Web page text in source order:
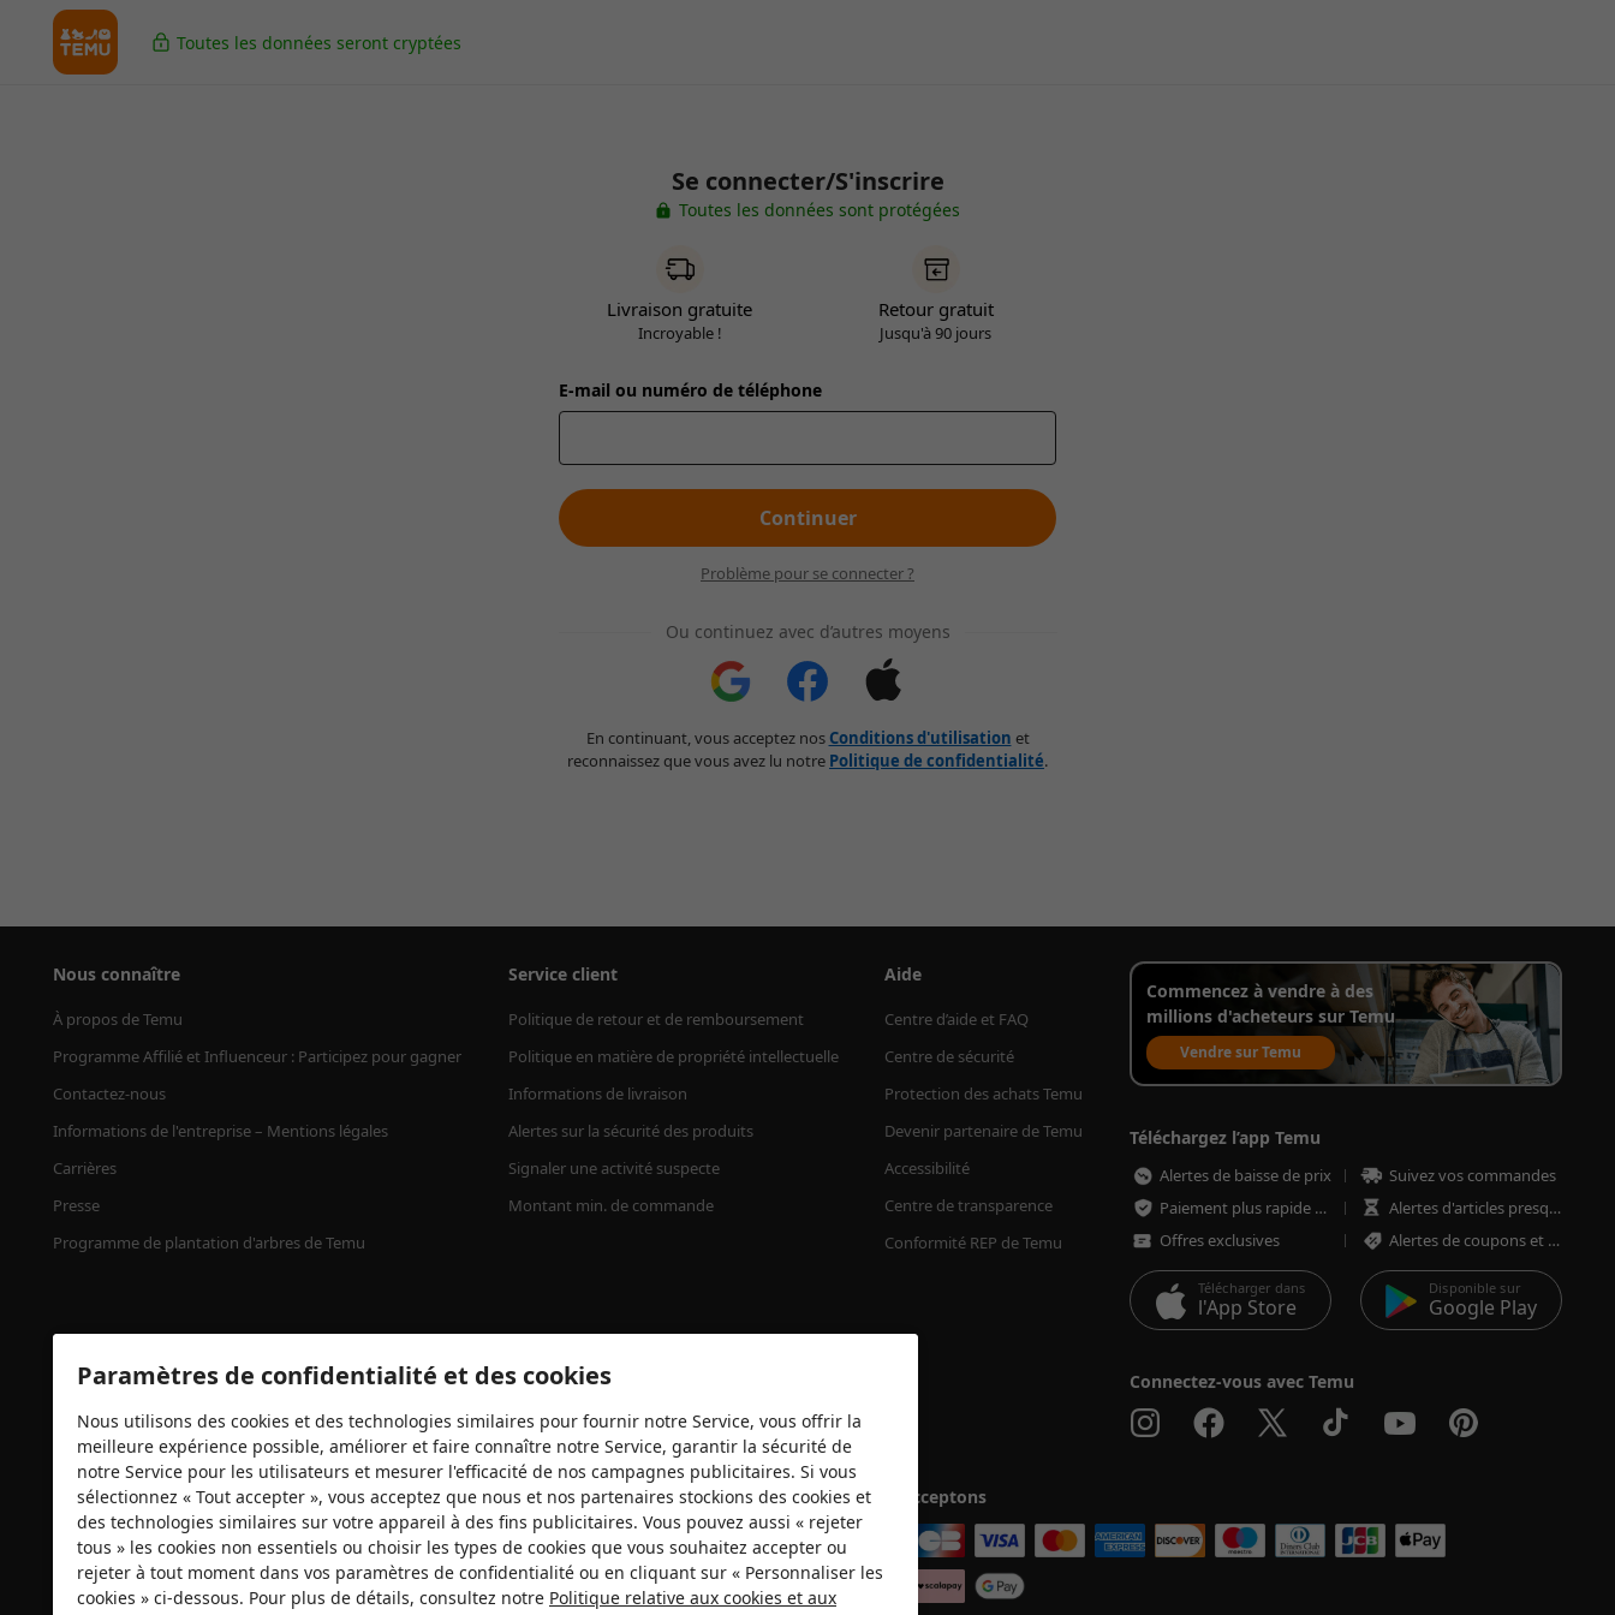
Toutes les données seront cryptées
Se connecter/S'inscrire
Toutes les données sont protégées
Livraison gratuite
Incroyable !
Retour gratuit
Jusqu'à 90 jours
E-mail ou numéro de téléphone
Continuer
Problème pour se connecter ?
Ou continuez avec d’autres moyens
En continuant, vous acceptez nos Conditions d'utilisation et
reconnaissez que vous avez lu notre Politique de confidentialité.
Nous connaître
À propos de Temu
Programme Affilié et Influenceur : Participez pour gagner
Contactez-nous
Informations de l'entreprise – Mentions légales
Carrières
Presse
Programme de plantation d'arbres de Temu
Service client
Politique de retour et de remboursement
Politique en matière de propriété intellectuelle
Informations de livraison
Alertes sur la sécurité des produits
Signaler une activité suspecte
Montant min. de commande
Aide
Centre d’aide et FAQ
Centre de sécurité
Protection des achats Temu
Devenir partenaire de Temu
Accessibilité
Centre de transparence
Conformité REP de Temu
Commencez à vendre à des
millions d'acheteurs sur Temu
Vendre sur Temu
Téléchargez l’app Temu
Alertes de baisse de prix
Suivez vos commandes
Paiement plus rapide et plus sécurisé
Alertes d'articles presque épuisés
Offres exclusives
Alertes de coupons et d'offres
Télécharger dans
l'App Store
Disponible sur
Google Play
Connectez-vous avec Temu
Certificats de sécurité Nous acceptons
Paramètres de confidentialité et des cookies
Nous utilisons des cookies et des technologies similaires pour fournir notre Service, vous offrir la
meilleure expérience possible, améliorer et faire connaître notre Service, garantir la sécurité de
notre Service pour les utilisateurs et mesurer l'efficacité de nos campagnes publicitaires. Si vous
sélectionnez « Tout accepter », vous acceptez que nous et nos partenaires stockions des cookies et
des technologies similaires sur votre appareil à des fins publicitaires. Vous pouvez aussi « rejeter
tous » les cookies non essentiels ou choisir les types de cookies que vous souhaitez accepter ou
rejeter à tout moment dans vos paramètres de confidentialité ou en cliquant sur « Personnaliser les
cookies » ci-dessous. Pour plus de détails, consultez notre Politique relative aux cookies et aux